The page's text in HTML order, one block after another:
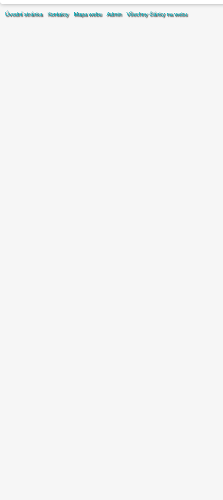
Úvodní stránka Kontakty Mapa webu Admin Všechny články na webu